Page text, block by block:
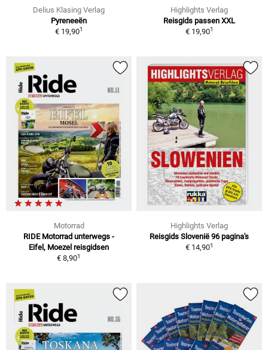
Delius Klasing Verlag
Pyreneeën
€ 19,901
Highlights Verlag
Reisgids passen XXL
€ 19,901
Motorrad
RIDE Motorrad unterwegs -
Eifel, Moezel reisgidsen
€ 8,901
Highlights Verlag
Reisgids Slovenië 96 pagina's
€ 14,901